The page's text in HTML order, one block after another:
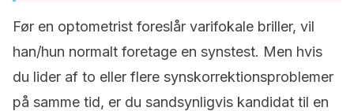
Før en optometrist foreslår varifokale briller, vil
han/hun normalt foretage en synstest. Men hvis
du lider af to eller flere synskorrektionsproblemer
på samme tid, er du sandsynligvis kandidat til en